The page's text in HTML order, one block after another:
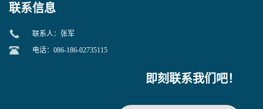
联系信息
联系人：张军
电话：086-186-02735115
即刻联系我们吧！